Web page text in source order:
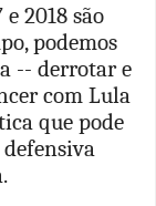
e 2018 são
podemos
-- derrotar e
com Lula
que pode